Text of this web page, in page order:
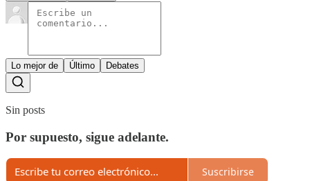
Lo mejor de Último Debates
Sin posts
Por supuesto, sigue adelante.
Suscribirse